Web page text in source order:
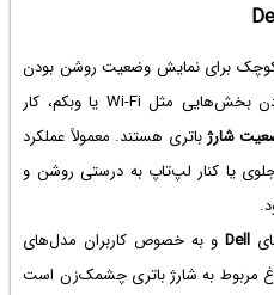
برای نمایش وضعیت روشن بودن
، فعال بودن بخش‌هایی مثل Wi-Fi یا وبکم، کار
شارژباتری هستند. معمولاً عملکرد
یا کنار لپ‌تاپ به درستی روشن و
Dellو به خصوص کاربران مدل‌های
مربوط به شارژ باتری چشمک‌زن است